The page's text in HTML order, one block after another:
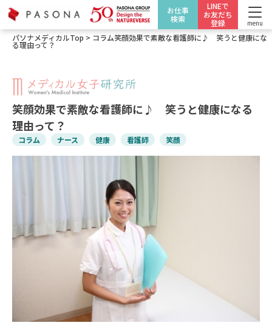
お仕事
検索
LINEで
お友だち
登録
menu
パソナメディカルTop > コラム笑顔効果で素敵な看護師に♪ 笑うと健康にな
る理由って？
笑顔効果で素敵な看護師に♪ 笑うと健康になる
理由って？
コラム ナース 健康 看護師 笑顔